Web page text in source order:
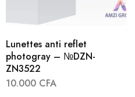
Lunettes anti reflet
photogray – №DZN-
ZN3522
10.000 CFA